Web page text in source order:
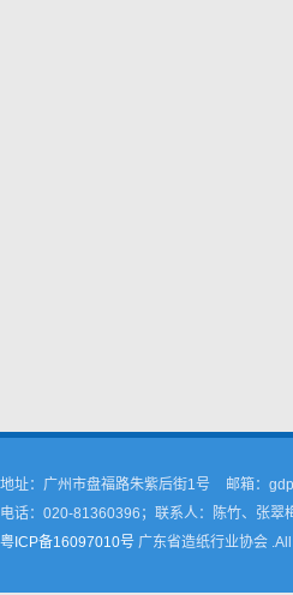
地址：广州市盘福路朱紫后街1号
邮箱：
电话：020-81360396；联系人：陈竹、张翠
粤ICP备16097010号 广东省造纸行业协会